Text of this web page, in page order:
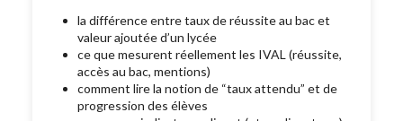
la différence entre taux de réussite au bac et
valeur ajoutée d’un lycée
ce que mesurent réellement les IVAL (réussite,
accès au bac, mentions)
comment lire la notion de “taux attendu” et de
progression des élèves